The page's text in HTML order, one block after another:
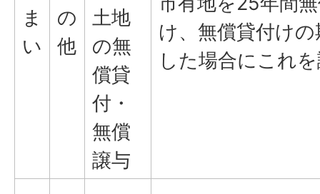
ま
い
の
他
土地
の無
償貸
付・
無償
譲与
け、無償貸付け
した場合にこれ